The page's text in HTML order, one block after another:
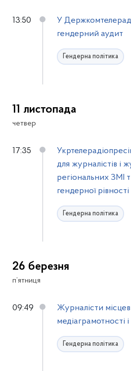
13:50
У
гендерний аудит
Гендерна політика
11 листопада
четвер
17:35
для журналістів і
регіональних ЗМІ
гендерної рівності
Гендерна політика
26 березня
п’ятниця
09:49
Журналісти
медіаграмотності і
Гендерна політика